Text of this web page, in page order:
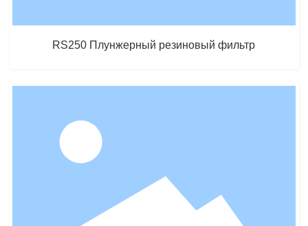
RS250 Плунжерный резиновый фильтр